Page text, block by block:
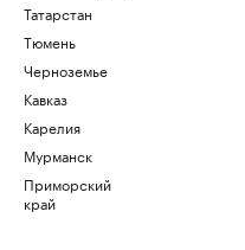
Татарстан
Тюмень
Черноземье
Кавказ
Карелия
Мурманск
Приморский
край